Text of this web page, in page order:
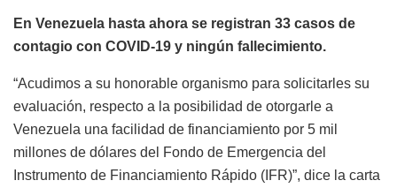
En Venezuela hasta ahora se registran 33 casos de
contagio con COVID-19 y ningún fallecimiento.
“Acudimos a su honorable organismo para solicitarles su
evaluación, respecto a la posibilidad de otorgarle a
Venezuela una facilidad de financiamiento por 5 mil
millones de dólares del Fondo de Emergencia del
Instrumento de Financiamiento Rápido (IFR)”, dice la carta